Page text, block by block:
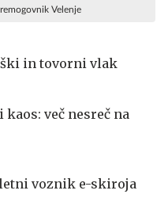
Velenje
in tovorni vlak
več nesreč na
voznik e-skiroja